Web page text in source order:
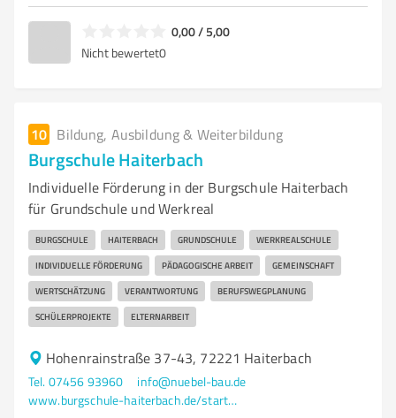
0,00 / 5,00
Nicht bewertet0
10 Bildung, Ausbildung & Weiterbildung
Burgschule Haiterbach
Individuelle Förderung in der Burgschule Haiterbach
für Grundschule und Werkreal
BURGSCHULE HAITERBACH GRUNDSCHULE WERKREALSCHULE
INDIVIDUELLE FÖRDERUNG PÄDAGOGISCHE ARBEIT GEMEINSCHAFT
WERTSCHÄTZUNG VERANTWORTUNG BERUFSWEGPLANUNG
SCHÜLERPROJEKTE ELTERNARBEIT
Hohenrainstraße 37-43, 72221 Haiterbach
Tel. 07456 93960
info@nuebel-bau.de
www.burgschule-haiterbach.de/startseite